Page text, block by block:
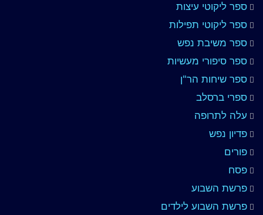
ספר ליקוטי עיצות
ספר ליקוטי תפילות
ספר משיבת נפש
ספר סיפורי מעשיות
ספר שיחות הר"ן
ספרי ברסלב
עלה לתרופה
פדיון נפש
פורים
פסח
פרשת השבוע
פרשת השבוע לילדים